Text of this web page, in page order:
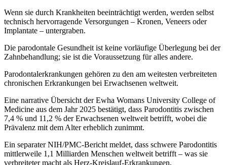
Wenn sie durch Krankheiten beeinträchtigt werden, werden selbst
technisch hervorragende Versorgungen – Kronen, Veneers oder
Implantate – untergraben.
Die parodontale Gesundheit ist keine vorläufige Überlegung bei der
Zahnbehandlung; sie ist die Voraussetzung für alles andere.
Parodontalerkrankungen gehören zu den am weitesten verbreiteten
chronischen Erkrankungen bei Erwachsenen weltweit.
Eine narrative Übersicht der Ewha Womans University College of
Medicine aus dem Jahr 2025 bestätigt, dass Parodontitis zwischen
7,4 % und 11,2 % der Erwachsenen weltweit betrifft, wobei die
Prävalenz mit dem Alter erheblich zunimmt.
Ein separater NIH/PMC-Bericht meldet, dass schwere Parodontitis
mittlerweile 1,1 Milliarden Menschen weltweit betrifft – was sie
verbreiteter macht als Herz-Kreislauf-Erkrankungen.